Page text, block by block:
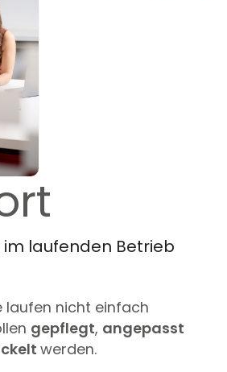
laufenden Betrieb
laufen nicht einfach
gepflegt, angepasst
werden.